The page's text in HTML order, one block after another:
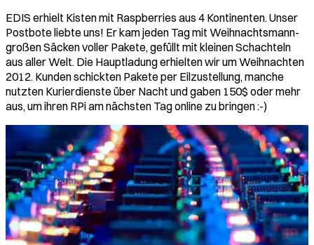
EDIS erhielt Kisten mit Raspberries aus 4 Kontinenten. Unser
Postbote liebte uns! Er kam jeden Tag mit Weihnachtsmann-
großen Säcken voller Pakete, gefüllt mit kleinen Schachteln
aus aller Welt. Die Hauptladung erhielten wir um Weihnachten
2012. Kunden schickten Pakete per Eilzustellung, manche
nutzten Kurierdienste über Nacht und gaben 150$ oder mehr
aus, um ihren RPi am nächsten Tag online zu bringen :-)